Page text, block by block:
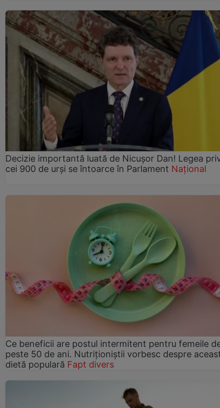
Decizie importantă luată de Nicușor Dan! Legea
cei 900 de urși se întoarce în Parlament Național
Ce beneficii are postul intermitent pentru femeile
peste 50 de ani. Nutriționiștii vorbesc despre
dietă populară Fapt divers